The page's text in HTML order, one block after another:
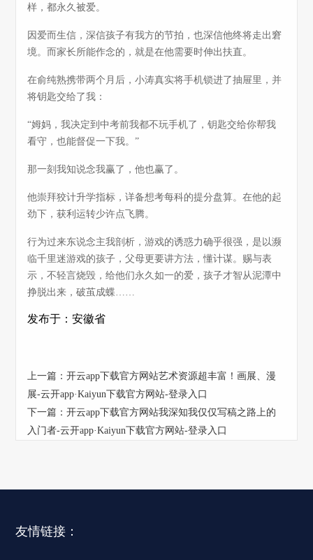
样，都永久被爱。
因爱而生信，深信孩子有我方的节拍，也深信他终将走出窘
境。而家长所能作念的，就是在他需要时伸出扶直。
在俞纯熟携带两个月后，小涛真实将手机锁进了抽屉里，并
将钥匙交给了我：
“姆妈，我决定到中考前我都不玩手机了，钥匙交给你帮我
看守，也能督促一下我。”
那一刻我知说念我赢了，他也赢了。
他崇拜狡计升学指标，详备想考每科的提分盘算。在他的起
劲下，获利运转少许点飞腾。
行为过来东说念主我剖析，游戏的诱惑力确乎很强，是以濒
临千里迷游戏的孩子，父母更要讲方法，懂计谋。赐与表
示，不轻言烧毁，给他们永久如一的爱，孩子才智从泥潭中
挣脱出来，破茧成蝶……
发布于：安徽省
上一篇：开云app下载官方网站艺术资源超丰富！画展、漫
展-云开app·Kaiyun下载官方网站-登录入口
下一篇：开云app下载官方网站我深知我仅仅写稿之路上的
入门者-云开app·Kaiyun下载官方网站-登录入口
友情链接：